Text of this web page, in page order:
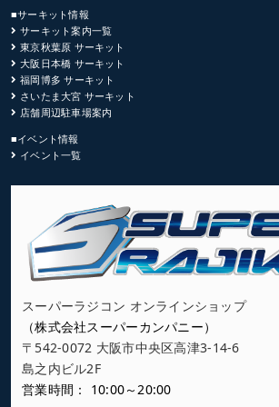
■サーキット情報
サーキット案内一覧
東京秋葉原 サーキット
大阪日本橋 サーキット
福岡博多 サーキット
さいたま大宮 サーキット
店舗周辺駐車場案内
■イベント情報
イベント一覧
スーパーラジコン オンラインショップ
（株式会社スーパーカンパニー）
〒542-0072 大阪市中央区高津3-14-6
島之内ビル2F
営業時間： 10:00～20:00